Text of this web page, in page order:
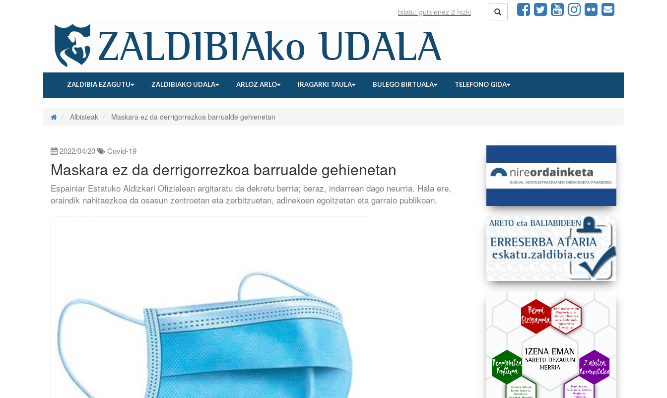
ZALDIBIA EZAGUTU ZALDIBIAKO UDALA ARLOZ ARLO IRAGARKI TAULA BULEGO BIRTUALA TELEFONO GIDA
Albisteak Maskara ez da derrigorrezkoa barrualde gehienetan
2022/04/20 Covid-19
Maskara ez da derrigorrezkoa barrualde gehienetan
Espainiar Estatuko Aldizkari Ofizialean argitaratu da dekretu berria; beraz, indarrean dago neurria. Hala ere,
oraindik nahitaezkoa da osasun zentroetan eta zerbitzuetan, adinekoen egoitzetan eta garraio publikoan.